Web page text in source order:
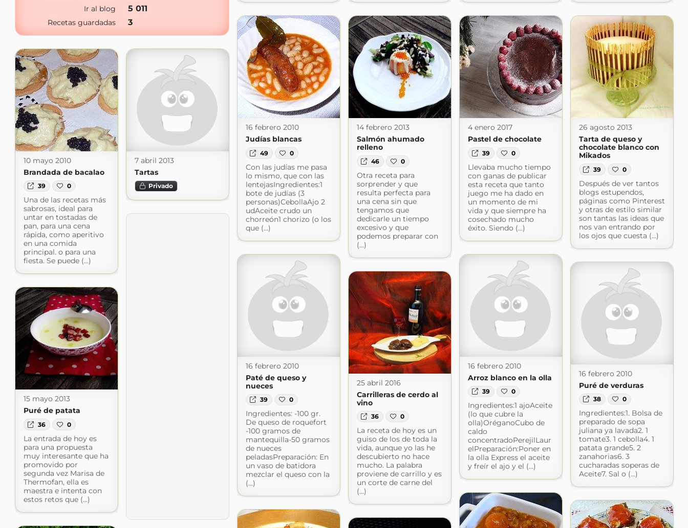
Ir al blog 5 011
Recetas guardadas 3
16 febrero 2010
Judías blancas
49 0
Con las judías me pasa
lo mismo, que con las
lentejasIngredientes:1
bote de judías (3
personas)CebollaAjo 2
udAceite crudo un
chorreón1 chorizo (o los
que (...)
14 febrero 2013
Salmón ahumado
relleno
46 0
Otra receta para
sorprender y que
resulta perfecta para
una cena sin que
tengamos que
dedicarle un tiempo
excesivo y que
podemos preparar con
(...)
4 enero 2017
Pastel de chocolate
39 0
Llevaba mucho tiempo
con ganas de publicar
esta receta que tanto
juego me ha dado en
un momento de mi
vida y que siempre ha
cosechado mucho
éxito. Siendo (...)
26 agosto 2013
Tarta de queso y
chocolate blanco con
Mikados
39 0
Después de ver tantos
blogs estupendos,
páginas como Pinterest
y otras de estilo similar
son tantas las ideas que
nos van entrando por
los ojos que cuesta (...)
10 mayo 2010
Brandada de bacalao
39 0
Una de las recetas más
sabrosas, ideal para
untar en tostadas de
pan, para una cena
rápida, como aperitivo
en una comida
principal. o para una
fiesta. Se puede (...)
7 abril 2013
Tartas
Privado
16 febrero 2010
Paté de queso y
nueces
39 0
Ingredientes: -100 gr.
De queso de roquefort
-100 gramos de
mantequilla-50 gramos
de nueces
peladasPreparación: En
un vaso de batidora
mezclar el queso con la
(...)
16 febrero 2010
Arroz blanco en la olla
39 0
Ingredientes:1 ajoAceite
(lo que cubre la
olla)OréganoCubo de
caldo
concentradoPerejilLaur
elPreparación:Poner en
la olla Express el aceite
y freír el ajo y el (...)
16 febrero 2010
Puré de verduras
38 0
Ingredientes:1. Bolsa de
preparado de sopa
juliana ya lavada2. 1
tomate3. 1 cebolla4. 1
patata grande5. 2
zanahorias6. 3
cucharadas soperas de
Aceite7. Sal o (...)
25 abril 2016
Carrilleras de cerdo al
vino
36 0
La receta de hoy es un
guiso de los de toda la
vida, aunque yo las he
descubierto no hace
mucho. La palabra
proviene de carrillo y es
un corte de carne del
(...)
15 mayo 2013
Puré de patata
36 0
La entrada de hoy es
para una propuesta
muy interesante que ha
promovido por
segunda vez Marisa de
Thermofan, ella es
maestra e intenta con
estos retos que (...)